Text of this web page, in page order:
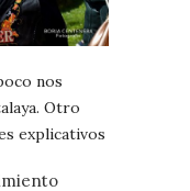
nos
Otro
explicativos
bien a